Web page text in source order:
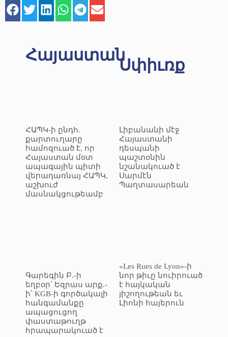
Հայաստան
ՀԱՊԿ-ի ընդհ.
քարտուղարը
համոզուած է, որ
Հայաստան մօտ
ապագային պիտի
վերադառնայ ՀԱՊԿ,
աշխուժ
մասնակցութեամբ
Գարեգին Բ.-ի
եղբօր՝ Եզրաս արք.-
ի՝ KGB-ի գործակալի
հանգամանքը
ապացուցող
փաստաթուղթ
հրապարակուած է
Սփիւռք
Լիբանանի մէջ
Հայաստանի
դեսպանի
պաշտօնին
նշանակուած է
Սարմէն
Պաղտասարեան
«Les Rues de Lyon»-ի
նոր թիւը նուիրուած
է հայկական
յիշողութեան եւ
Լիոնի հայերուն